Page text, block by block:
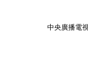
中央廣播電